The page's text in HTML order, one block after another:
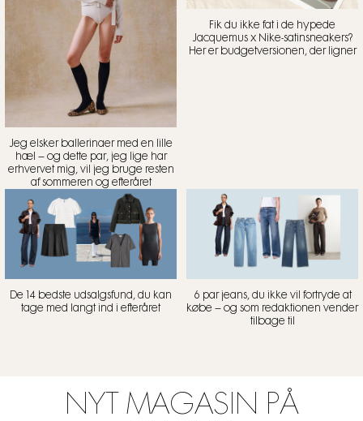
Jeg elsker ballerinaer med en lille
hæl – og dette par, jeg lige har
erhvervet mig, vil jeg bruge resten
af sommeren og efteråret
Fik du ikke fat i de hypede
Jacquemus x Nike-satinsneakers?
Her er budgetversionen, der ligner
De 14 bedste udsalgsfund, du kan
tage med langt ind i efteråret
6 par jeans, du ikke vil fortryde at
købe – og som redaktionen vender
tilbage til
NYT MAGASIN PÅ